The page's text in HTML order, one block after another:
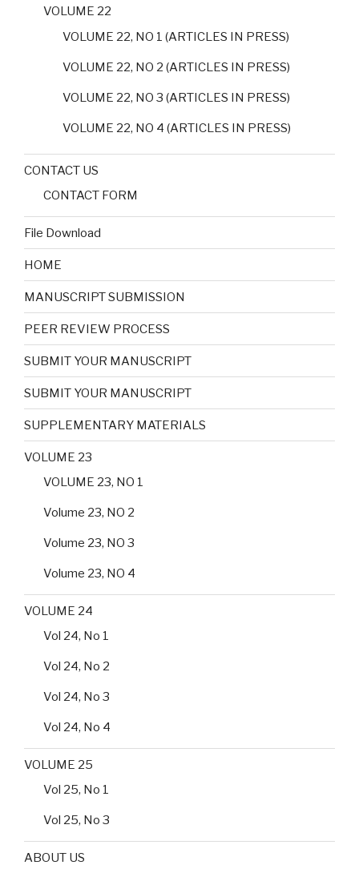
VOLUME 22
VOLUME 22, NO 1 (ARTICLES IN PRESS)
VOLUME 22, NO 2 (ARTICLES IN PRESS)
VOLUME 22, NO 3 (ARTICLES IN PRESS)
VOLUME 22, NO 4 (ARTICLES IN PRESS)
CONTACT US
CONTACT FORM
File Download
HOME
MANUSCRIPT SUBMISSION
PEER REVIEW PROCESS
SUBMIT YOUR MANUSCRIPT
SUBMIT YOUR MANUSCRIPT
SUPPLEMENTARY MATERIALS
VOLUME 23
VOLUME 23, NO 1
Volume 23, NO 2
Volume 23, NO 3
Volume 23, NO 4
VOLUME 24
Vol 24, No 1
Vol 24, No 2
Vol 24, No 3
Vol 24, No 4
VOLUME 25
Vol 25, No 1
Vol 25, No 3
ABOUT US